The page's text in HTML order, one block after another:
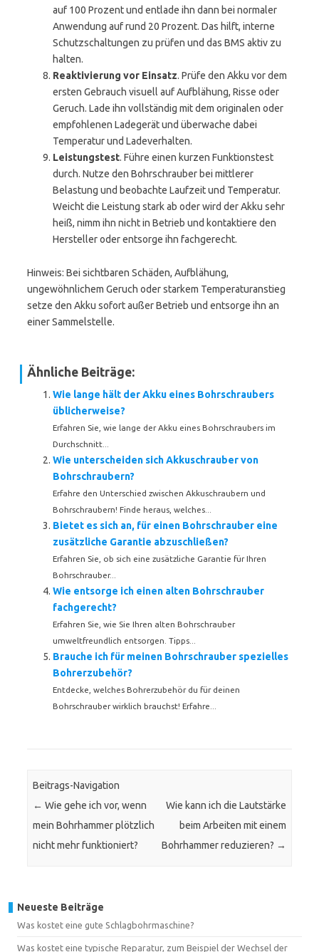
auf 100 Prozent und entlade ihn dann bei normaler
Anwendung auf rund 20 Prozent. Das hilft, interne
Schutzschaltungen zu prüfen und das BMS aktiv zu
halten.
Reaktivierung vor Einsatz. Prüfe den Akku vor dem
ersten Gebrauch visuell auf Aufblähung, Risse oder
Geruch. Lade ihn vollständig mit dem originalen oder
empfohlenen Ladegerät und überwache dabei
Temperatur und Ladeverhalten.
Leistungstest. Führe einen kurzen Funktionstest
durch. Nutze den Bohrschrauber bei mittlerer
Belastung und beobachte Laufzeit und Temperatur.
Weicht die Leistung stark ab oder wird der Akku sehr
heiß, nimm ihn nicht in Betrieb und kontaktiere den
Hersteller oder entsorge ihn fachgerecht.
Hinweis: Bei sichtbaren Schäden, Aufblähung,
ungewöhnlichem Geruch oder starkem Temperaturanstieg
setze den Akku sofort außer Betrieb und entsorge ihn an
einer Sammelstelle.
Ähnliche Beiträge:
Wie lange hält der Akku eines Bohrschraubers
üblicherweise?
Erfahren Sie, wie lange der Akku eines Bohrschraubers im
Durchschnitt...
Wie unterscheiden sich Akkuschrauber von
Bohrschraubern?
Erfahre den Unterschied zwischen Akkuschraubern und
Bohrschraubern! Finde heraus, welches...
Bietet es sich an, für einen Bohrschrauber eine
zusätzliche Garantie abzuschließen?
Erfahren Sie, ob sich eine zusätzliche Garantie für Ihren
Bohrschrauber...
Wie entsorge ich einen alten Bohrschrauber
fachgerecht?
Erfahren Sie, wie Sie Ihren alten Bohrschrauber
umweltfreundlich entsorgen. Tipps...
Brauche ich für meinen Bohrschrauber spezielles
Bohrerzubehör?
Entdecke, welches Bohrerzubehör du für deinen
Bohrschrauber wirklich brauchst! Erfahre...
Beitrags-Navigation
← Wie gehe ich vor, wenn
mein Bohrhammer plötzlich
nicht mehr funktioniert?
Wie kann ich die Lautstärke
beim Arbeiten mit einem
Bohrhammer reduzieren? →
Neueste Beiträge
Was kostet eine gute Schlagbohrmaschine?
Was kostet eine typische Reparatur, zum Beispiel der Wechsel der